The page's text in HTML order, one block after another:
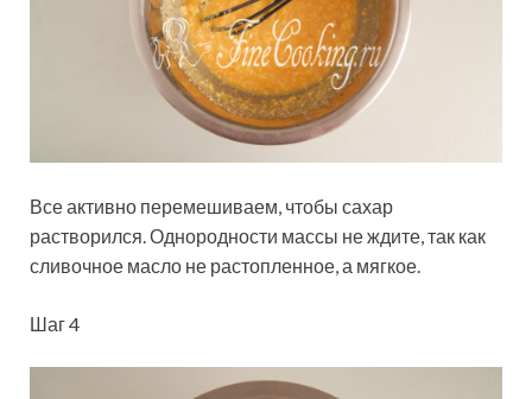
Все активно перемешиваем, чтобы сахар
растворился. Однородности массы не ждите, так как
сливочное масло не растопленное, а мягкое.
Шаг 4